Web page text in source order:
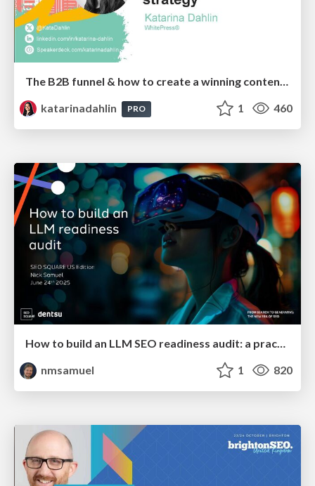
The B2B funnel & how to create a winning content strategy
katarinadahlin
PRO 1 460
How to build an LLM SEO readiness audit: a practical framework
nmsamuel
1 820